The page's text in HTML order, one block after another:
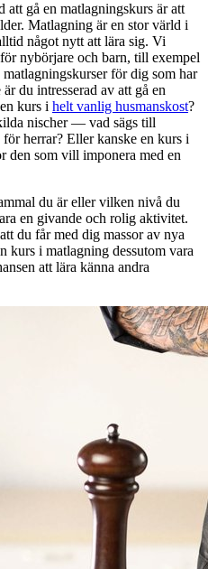
att gå en matlagningskurs är att
Matlagning är en stor värld i
något nytt att lära sig. Vi
nybörjare och barn, till exempel
matlagningskurser för dig som har
du intresserad av att gå en
kurs i helt vanlig husmanskost?
nischer — vad sägs till
herrar? Eller kanske en kurs i
som vill imponera med en
du är eller vilken nivå du
en givande och rolig aktivitet.
du får med dig massor av nya
kurs i matlagning dessutom vara
att lära känna andra